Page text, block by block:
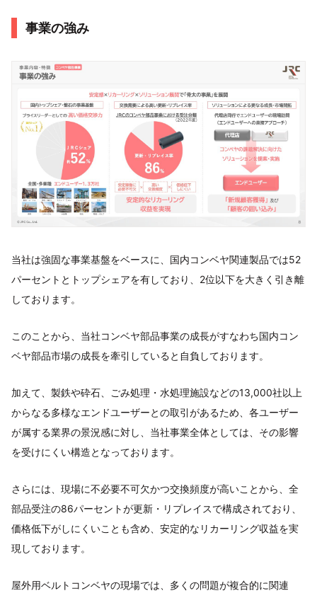
事業の強み
当社は強固な事業基盤をベースに、国内コンベヤ関連製品では52
パーセントとトップシェアを有しており、2位以下を大きく引き離
しております。
このことから、当社コンベヤ部品事業の成長がすなわち国内コン
ベヤ部品市場の成長を牽引していると自負しております。
加えて、製鉄や砕石、ごみ処理・水処理施設などの13,000社以上
からなる多様なエンドユーザーとの取引があるため、各ユーザー
が属する業界の景況感に対し、当社事業全体としては、その影響
を受けにくい構造となっております。
さらには、現場に不必要不可欠かつ交換頻度が高いことから、全
部品受注の86パーセントが更新・リプレイスで構成されており、
価格低下がしにくいことも含め、安定的なリカーリング収益を実
現しております。
屋外用ベルトコンベヤの現場では、多くの問題が複合的に関連